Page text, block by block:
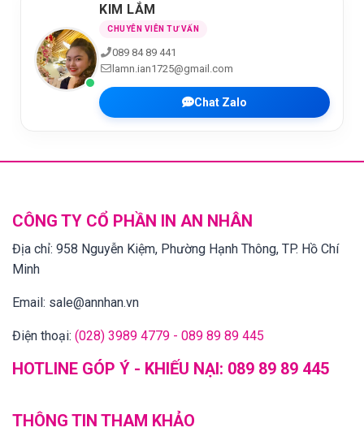
KIM LẮM
CHUYÊN VIÊN TƯ VẤN
089 84 89 441
lamn.ian1725@gmail.com
Chat Zalo
CÔNG TY CỔ PHẦN IN AN NHÂN
Địa chỉ: 958 Nguyễn Kiệm, Phường Hạnh Thông, TP. Hồ Chí
Minh
Email: sale@annhan.vn
Điện thoại: (028) 3989 4779 - 089 89 89 445
HOTLINE GÓP Ý - KHIẾU NẠI: 089 89 89 445
THÔNG TIN THAM KHẢO